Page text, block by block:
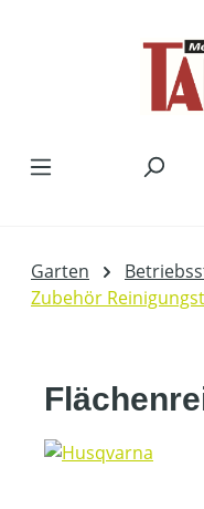
Garten
Zubehör